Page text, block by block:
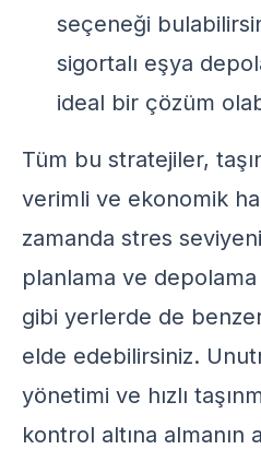
seçeneği
sigortalı eşya
ideal bir çözüm
Tüm bu stratejiler,
verimli ve ekonomik
zamanda stres
planlama ve
gibi yerlerde de
elde edebilirsiniz.
yönetimi ve hızlı
kontrol altına almanın